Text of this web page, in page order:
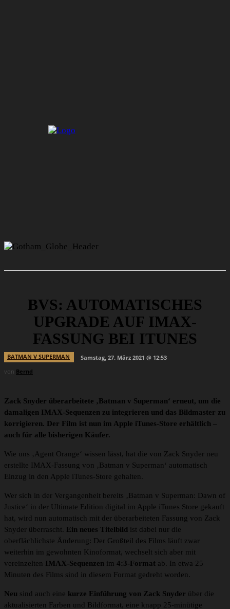
BVS: AUTOMATISCHES
UPGRADE AUF IMAX-
FASSUNG BEI ITUNES
BATMAN V SUPERMAN
Samstag, 27. März 2021 @ 12:53
von Bernd
Zack Snyder überarbeitete ‚Batman v Superman‘ erneut, um die
damaligen IMAX-Sequenzen zu integrieren und das Bildmaster zu
korrigieren. Der Film ist nun im Apple iTunes-Store erhältlich –
auch für alle bisherigen Käufer.
Wie uns ‚Agent Orange‘ wissen lässt, hat die von Zack Snyder neu
erstellte IMAX-Fassung von ‚Batman v Superman‘ automatisch
Einzug in den Apple iTunes-Store gehalten.
Wer sich in der Vergangenheit bereits ‚Batman v Superman: Dawn of
Justice‘ in der Ultimate Edition digital im Apple iTunes Store gekauft
hat, wird nun automatisch mit der überarbeiteten Fassung von Zack
Snyder überrascht. Ein neues Titelbild ist dabei nur die
oberflächlichste Änderung: Der Großteil des Films läuft zwar
weiterhin im gewohnten Kinoformat, wechselt sich aber mit
vereinzelten IMAX-Sequenzen im 4:3-Format ab. In etwa 25
Minuten des Films sind in diesem Format gedreht worden.
Neu sind auch eine kurze Einführung von Zack Snyder über die
aktualisierten Farben und Bildformat, eine knapp 25-minütige